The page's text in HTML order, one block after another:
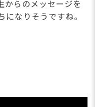
からのメッセージを
なりそうですね。